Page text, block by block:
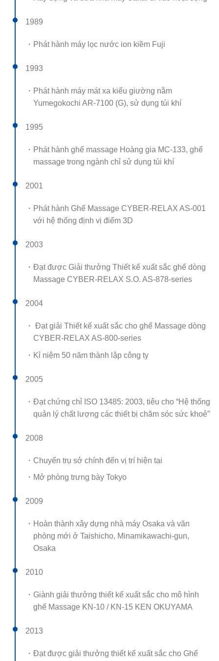
1989
・Phát hành máy lọc nước ion kiềm Fuji
1993
・Phát hành máy mát xa kiểu giường nằm
Yumegokochi AR-7100 (G), sử dụng túi khí
1995
・Phát hành ghế massage Hoàng gia MC-133, ghế
massage trong ngành chỉ sử dụng túi khí
2001
・Phát hành Ghế Massage CYBER-RELAX AS-001
với hệ thống định vị điểm 3D
2003
・Đạt được Giải thưởng Thiết kế xuất sắc ghế dòng
Massage CYBER-RELAX S.O. AS-878-series
2004
・ Đạt giải Thiết kế xuất sắc cho ghế Massage dòng
CYBER-RELAX AS-800-series
・Kỉ niệm 50 năm thành lập công ty
2005
・Đạt chứng chỉ ISO 13485: 2003, tiêu cho “Hệ thống
quản lý chất lượng các thiết bị chăm sóc sức khoẻ”
2008
・Chuyển trụ sở chính đến vị trí hiện tại
・Mở phòng trưng bày Tokyo
2009
・Hoàn thành xây dựng nhà máy Osaka và văn
phòng mới ở Taishicho, Minamikawachi-gun,
Osaka
2010
・Giành giải thưởng thiết kế xuất sắc cho mô hình
ghế Massage KN-10 / KN-15 KEN OKUYAMA
2013
・Đạt được giải thưởng thiết kế xuất sắc cho Ghế